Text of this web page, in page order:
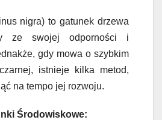
nigra) to gatunek drzewa
ze swojej odporności i
gdy mowa o szybkim
istnieje kilka metod,
na tempo jej rozwoju.
Środowiskowe: